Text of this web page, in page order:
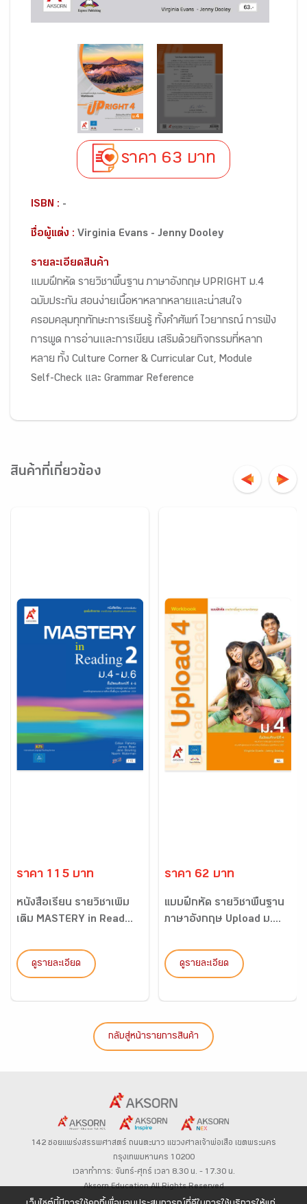
ราคา 63 บาท
ISBN : -
ชื่อผู้แต่ง : Virginia Evans - Jenny Dooley
รายละเอียดสินค้า
แบบฝึกหัด รายวิชาพื้นฐาน ภาษาอังกฤษ UPRIGHT ม.4
ฉบับประกัน สอนง่ายเนื้อหาหลากหลายและน่าสนใจ
ครอบคลุมทุกทักษะการเรียนรู้ ทั้งคำศัพท์ ไวยากรณ์ การฟัง
การพูด การอ่านและการเขียน เสริมด้วยกิจกรรมที่หลาก
หลาย ทั้ง Culture Corner & Curricular Cut, Module
Self-Check และ Grammar Reference
สินค้าที่เกี่ยวข้อง
ราคา 115 บาท
หนังสือเรียน รายวิชาเพิ่ม
เติม MASTERY in Read...
ดูรายละเอียด
ราคา 62 บาท
แบบฝึกหัด รายวิชาพื้นฐาน
ภาษาอังกฤษ Upload ม....
ดูรายละเอียด
กลับสู่หน้ารายการสินค้า
142 ซอยแพร่งสรรพศาสตร์ ถนนตะนาว แขวงศาลเจ้าพ่อเสือ เขตพระนคร
กรุงเทพมหานคร 10200
เวลาทำการ: จันทร์-ศุกร์ เวลา 8.30 น. – 17.30 น.
Aksorn Education All Rights Reserved